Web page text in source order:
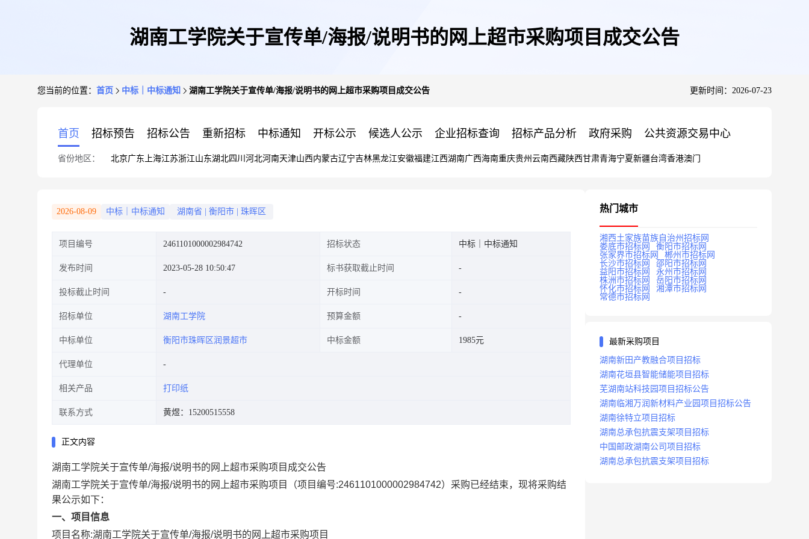
湖南工学院关于宣传单/海报/说明书的网上超市采购项目成交公告
您当前的位置： 首页 中标｜中标通知 湖南工学院关于宣传单/海报/说明书的网上超市采购项目成交公告 更新时间：2026-07-23
首页 招标预告 招标公告 重新招标 中标通知 开标公示 候选人公示 企业招标查询 招标产品分析 政府采购 公共资源交易中心
省份地区： 北京广东 上海江苏浙江山东湖北四川 河北河南天津山西内蒙古辽宁吉林黑龙江安徽福建江西湖南广西海南重庆贵州 云南西藏陕西甘肃青海宁夏新疆台湾香港澳门
2026-08-09 中标｜中标通知 湖南省 衡阳市 珠晖区
项目编号 2461101000002984742 招标状态 中标｜中标通知
发布时间 2023-05-28 10:50:47 标书获取截止时间
投标截止时间 开标时间
招标单位 湖南工学院 预算金额
中标单位 衡阳市珠晖区润景超市 中标金额 1985元
代理单位
相关产品 打印纸
联系方式 黄煜：15200515558
正文内容
湖南工学院关于宣传单/海报/说明书的网上超市采购项目成交公告
湖南工学院关于宣传单/海报/说明书的网上超市采购项目
（项目编号:2461101000002984742）采购已经结束，现将采购结
果公示如下：
一、项目信息
项目名称:湖南工学院关于宣传单/海报/说明书的网上超市采购项目
热门城市
湘西土家族苗族自治州招标网
娄底市招标网
衡阳市招标网
张家界市招标网
郴州市招标网
长沙市招标网
邵阳市招标网
益阳市招标网
永州市招标网
株洲市招标网
岳阳市招标网
怀化市招标网
湘潭市招标网
常德市招标网
最新采购项目
湖南新田产教融合项目招标
湖南花垣县智能储能项目招标
芜湖南站科技园项目招标公告
湖南临湘万润新材料产业园项目招标公告
湖南徐特立项目招标
湖南总承包抗震支架项目招标
中国邮政湖南公司项目招标
湖南总承包抗震支架项目招标